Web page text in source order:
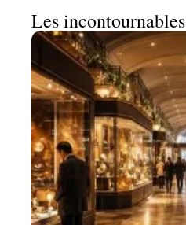
Les incontournables